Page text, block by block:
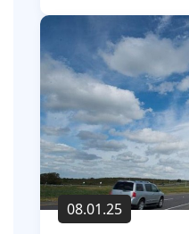
08.01.25